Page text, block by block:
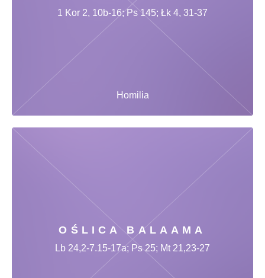
Homilia
1 Kor 2, 10b-16; Ps 145; Łk 4, 31-37
OŚLICA BALAAMA
Lb 24,2-7.15-17a; Ps 25; Mt 21,23-27